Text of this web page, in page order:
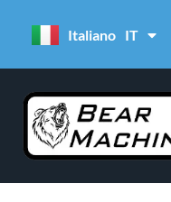
Italiano IT
Español ES